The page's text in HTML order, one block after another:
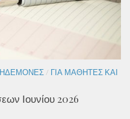
/ ΓΙΑ ΜΑΘΗΤΈΣ ΚΑΙ
Ιουνίου 2026